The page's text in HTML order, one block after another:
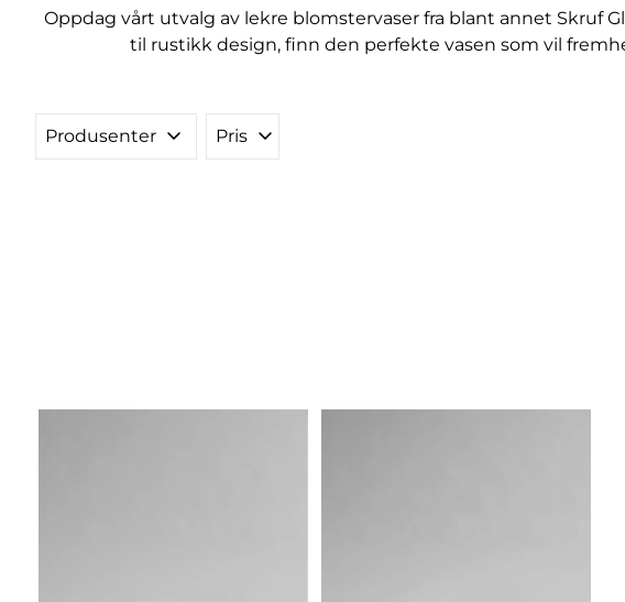
Oppdag vårt utvalg av lekre blomstervaser fra blant annet Skruf
til rustikk design, finn den perfekte vasen som vil
Produsenter Pris